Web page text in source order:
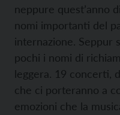
neppure quest’anno
nomi importanti del
internazione. Seppur
pochi i nomi di
leggera. 19 concerti,
che ci porteranno a
emozioni che la